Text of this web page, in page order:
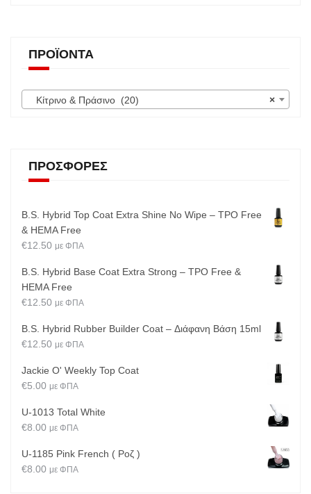
ΠΡΟΪΌΝΤΑ
×
Κίτρινο & Πράσινο (20)
ΠΡΟΣΦΟΡΈΣ
B.S. Hybrid Top Coat Extra Shine No Wipe – TPO Free
& HEMA Free
€12.50 με ΦΠΑ
B.S. Hybrid Base Coat Extra Strong – TPO Free &
HEMA Free
€12.50 με ΦΠΑ
B.S. Hybrid Rubber Builder Coat – Διάφανη Βάση 15ml
€12.50 με ΦΠΑ
Jackie O' Weekly Top Coat
€5.00 με ΦΠΑ
U-1013 Total White
€8.00 με ΦΠΑ
U-1185 Pink French ( Ροζ )
€8.00 με ΦΠΑ